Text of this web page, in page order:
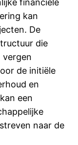
financiële
kan
De
die
vergen
de initiële
en
een
naar de